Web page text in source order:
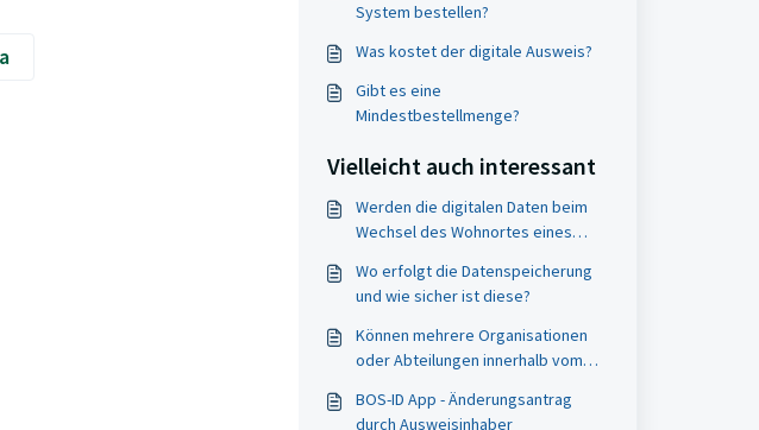
System bestellen?
Was kostet der digitale Ausweis?
Gibt es eine
Mindestbestellmenge?
Vielleicht auch interessant
Werden die digitalen Daten beim
Wechsel des Wohnortes eines
Jugendfeuerwehr übertragen?
Wo erfolgt die Datenspeicherung
und wie sicher ist diese?
Können mehrere Organisationen
oder Abteilungen innerhalb vom
BOS-ID App - Änderungsantrag
durch Ausweisinhaber